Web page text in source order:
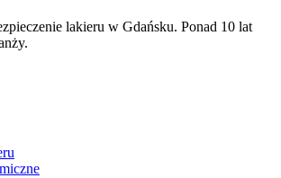
lakieru w Gdańsku. Ponad 10 lat